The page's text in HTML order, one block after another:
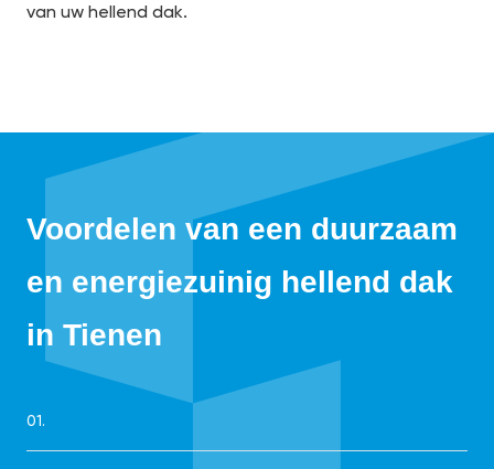
van uw hellend dak.
Voordelen van een duurzaam
en energiezuinig hellend dak
in Tienen
01.